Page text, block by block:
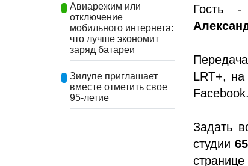
Авиарежим или
отключение
мобильного интернета:
что лучше экономит
заряд батареи
Зилупе приглашает
вместе отметить свое
95-летие
Гость -
LRT+, на
Facebook.
Задать
студии